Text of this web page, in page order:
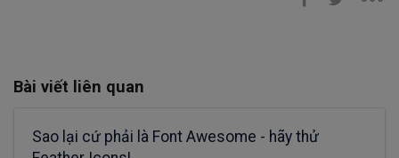
Bài viết liên quan
Sao lại cứ phải là Font Awesome - hãy thử